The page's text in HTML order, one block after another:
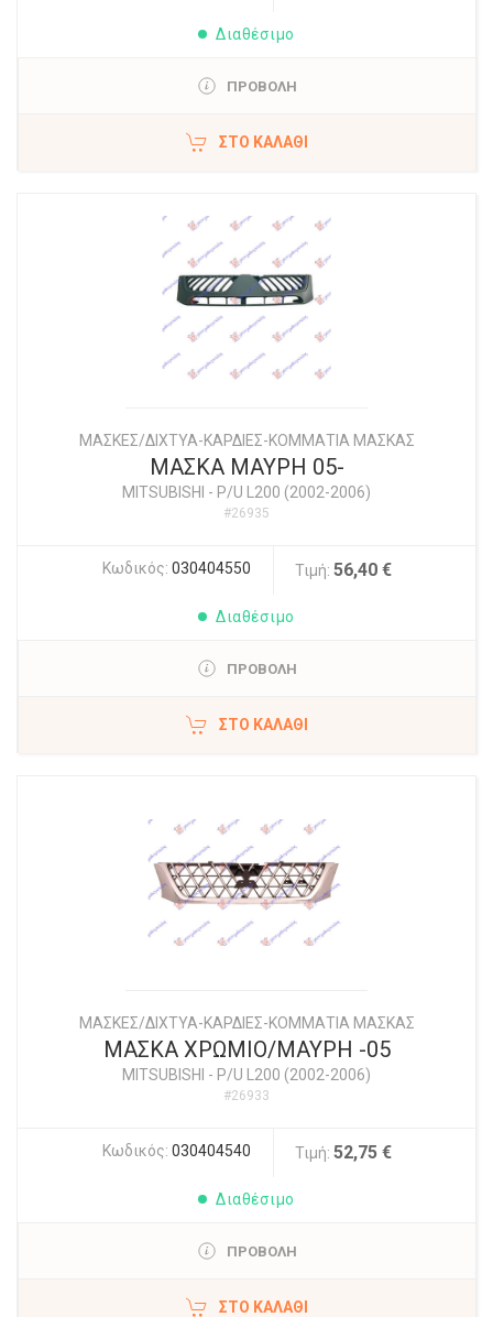
Διαθέσιμο
ΠΡΟΒΟΛΗ
ΣΤΟ ΚΑΛΆΘΙ
ΜΑΣΚΕΣ/ΔΙΧΤΥΑ-ΚΑΡΔΙΕΣ-ΚΟΜΜΑΤΙΑ ΜΑΣΚΑΣ
ΜΑΣΚΑ ΜΑΥΡΗ 05-
MITSUBISHI - P/U L200 (2002-2006)
#26935
Κωδικός: 030404550 Τιμή: 56,40 €
Διαθέσιμο
ΠΡΟΒΟΛΗ
ΣΤΟ ΚΑΛΆΘΙ
ΜΑΣΚΕΣ/ΔΙΧΤΥΑ-ΚΑΡΔΙΕΣ-ΚΟΜΜΑΤΙΑ ΜΑΣΚΑΣ
ΜΑΣΚΑ ΧΡΩΜΙΟ/ΜΑΥΡΗ -05
MITSUBISHI - P/U L200 (2002-2006)
#26933
Κωδικός: 030404540 Τιμή: 52,75 €
Διαθέσιμο
ΠΡΟΒΟΛΗ
ΣΤΟ ΚΑΛΆΘΙ